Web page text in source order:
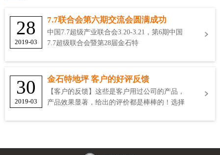
28
2019-03
7.7联合会第六期交流会圆满成功
中国7.7超级产业联合会3.20-3.21，第6期中国
7.7超级联合会暨第28届金石特
30
2019-03
金石特地坪 客户的好评反馈
【客户的反馈】这些是客户用过公司的产品，
产品效果显著，给出的评价都是棒棒的！选择